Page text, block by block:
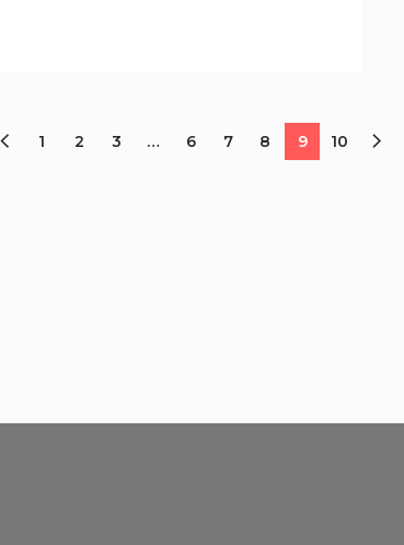
1 2 3 … 6 7 8 9 10